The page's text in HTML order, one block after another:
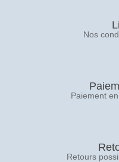
Nos
Paiement
Retours